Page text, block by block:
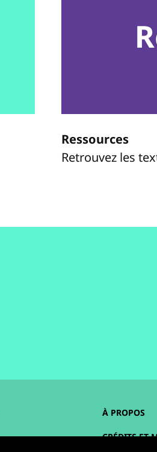
Ressources
Retrouvez les
À PROPOS
CRÉDITS ET